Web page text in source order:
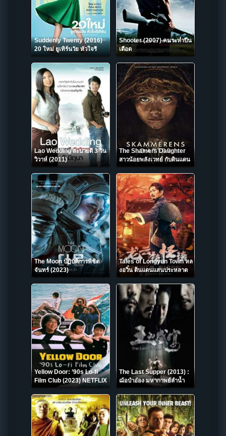
Suddenly Twenty (2016)
20 ใหม่ ยูเทิร์นวัย หัวใจรี
Shooter (2007) คนระห่ำปืน
เดือด
Lao Wedding สะบายดี 3 วัน
วิวาห์ (2011)
The Shamers Daughter
สาวน้อยพลังเวทย์ กับดินแดน
มังกรไฟ 2015
The Moon ปฏิบัติการพิชิต
จันทร์ (2023)
Tales of Longyun Town หล
งอวิ๋น ดินแดนแสนประหลาด
(2022)
Yellow Door: ’90s Lo-fi
Film Club (2023) NETFLIX
The Last Supper (2013) :
ฌ้อป๋าอ๋อง มหากาพย์ลำน้ำ
เลือด